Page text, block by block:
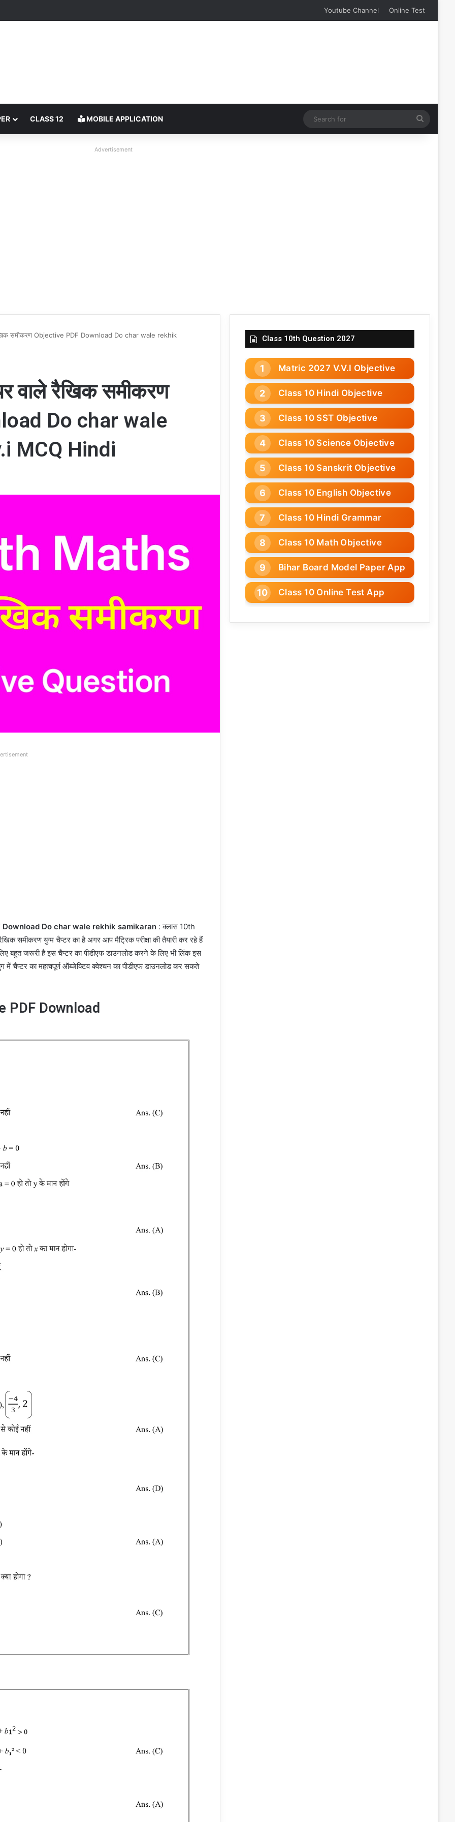
Youtube Channel Online Test
CLASS 12 MOBILE APPLICATION
for
Advertisement
समीकरण Objective PDF Download Do char wale rekhik
वाले रैखिक समीकरण
Do char wale
MCQ Hindi
Download Do char wale rekhik samikaran: क्लास 10th
समीकरण युग्म चैप्टर का है अगर आप मैट्रिक परीक्षा की तैयारी कर रहे हैं
बहुत जरूरी है इस चैप्टर का पीडीएफ डाउनलोड करने के लिए भी लिंक इस
में चैप्टर का महत्वपूर्ण ऑब्जेक्टिव क्वेश्चन का पीडीएफ डाउनलोड कर सकते
PDF Download
Class 10th Question 2027
Matric 2027 V.V.I Objective
Class 10 Hindi Objective
Class 10 SST Objective
Class 10 Science Objective
Class 10 Sanskrit Objective
Class 10 English Objective
Class 10 Hindi Grammar
Class 10 Math Objective
Bihar Board Model Paper App
Class 10 Online Test App